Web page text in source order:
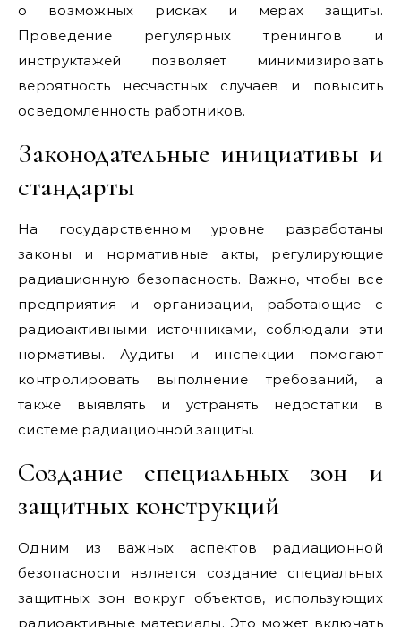
о возможных рисках и мерах защиты.
Проведение регулярных тренингов и
инструктажей позволяет минимизировать
вероятность несчастных случаев и повысить
осведомленность работников.
Законодательные инициативы и
стандарты
На государственном уровне разработаны
законы и нормативные акты, регулирующие
радиационную безопасность. Важно, чтобы все
предприятия и организации, работающие с
радиоактивными источниками, соблюдали эти
нормативы. Аудиты и инспекции помогают
контролировать выполнение требований, а
также выявлять и устранять недостатки в
системе радиационной защиты.
Создание специальных зон и
защитных конструкций
Одним из важных аспектов радиационной
безопасности является создание специальных
защитных зон вокруг объектов, использующих
радиоактивные материалы. Это может включать